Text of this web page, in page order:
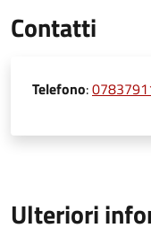
Contatti
Telefono:
Ulteriori